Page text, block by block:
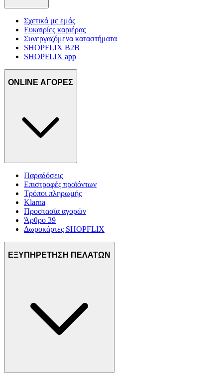
Σχετικά με εμάς
Ευκαιρίες καριέρας
Συνεργαζόμενα καταστήματα
SHOPFLIX B2B
SHOPFLIX app
ONLINE ΑΓΟΡΕΣ
Παραδόσεις
Επιστροφές προϊόντων
Τρόποι πληρωμής
Klarna
Προστασία αγορών
Άρθρο 39
Δωροκάρτες SHOPFLIX
ΕΞΥΠΗΡΕΤΗΣΗ ΠΕΛΑΤΩΝ